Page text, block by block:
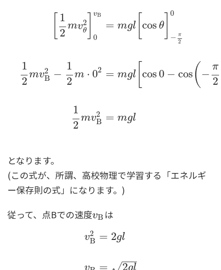
1
2
mv2
θ
vB
0
1
2
mv2
B −
1
2
m ⋅ 02
1
2
mv2
B
=
=
=
mgl [cos θ
0
− π
2
mgl [cos0 − cos( −
π
2
mgl
sin
となります。
(この式が、所謂、高校物理で学習する「エネルギ
ー保存則の式」になります。)
従って、点Bでの速度vB
vB は
v2
B =
=
2gl
2
−−
−